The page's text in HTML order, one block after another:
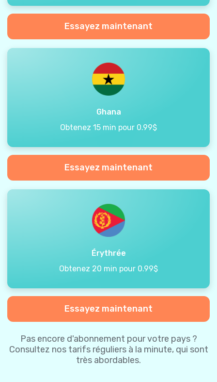
Essayez maintenant
Ghana
Obtenez 15 min pour 0.99$
Essayez maintenant
Érythrée
Obtenez 20 min pour 0.99$
Essayez maintenant
Pas encore d'abonnement pour votre pays ?
Consultez nos tarifs réguliers à la minute, qui sont
très abordables.